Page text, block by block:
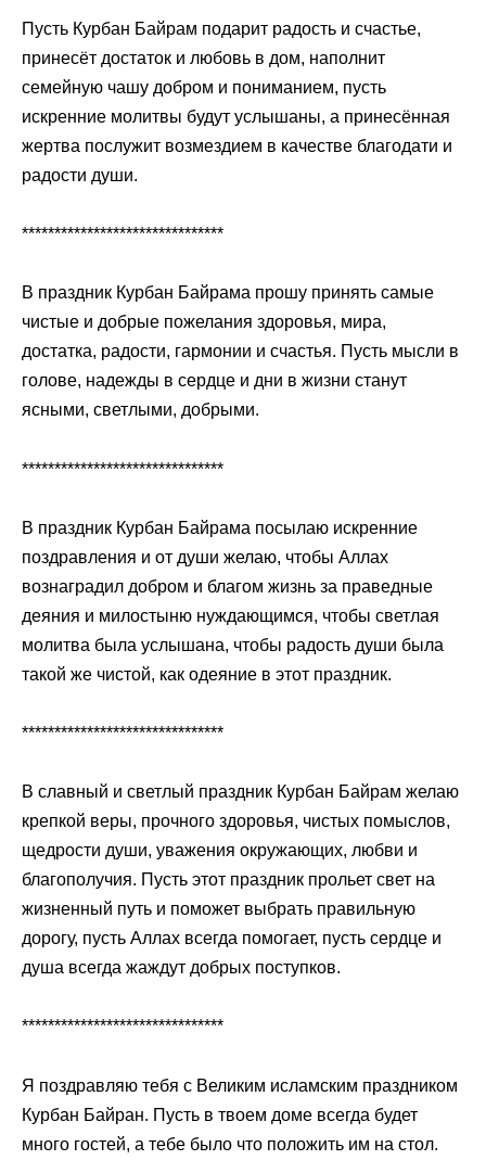
Пусть Курбан Байрам подарит радость и счастье,
принесёт достаток и любовь в дом, наполнит
семейную чашу добром и пониманием, пусть
искренние молитвы будут услышаны, а принесённая
жертва послужит возмездием в качестве благодати и
радости души.
*******************************
В праздник Курбан Байрама прошу принять самые
чистые и добрые пожелания здоровья, мира,
достатка, радости, гармонии и счастья. Пусть мысли в
голове, надежды в сердце и дни в жизни станут
ясными, светлыми, добрыми.
*******************************
В праздник Курбан Байрама посылаю искренние
поздравления и от души желаю, чтобы Аллах
вознаградил добром и благом жизнь за праведные
деяния и милостыню нуждающимся, чтобы светлая
молитва была услышана, чтобы радость души была
такой же чистой, как одеяние в этот праздник.
*******************************
В славный и светлый праздник Курбан Байрам желаю
крепкой веры, прочного здоровья, чистых помыслов,
щедрости души, уважения окружающих, любви и
благополучия. Пусть этот праздник прольет свет на
жизненный путь и поможет выбрать правильную
дорогу, пусть Аллах всегда помогает, пусть сердце и
душа всегда жаждут добрых поступков.
*******************************
Я поздравляю тебя с Великим исламским праздником
Курбан Байран. Пусть в твоем доме всегда будет
много гостей, а тебе было что положить им на стол.